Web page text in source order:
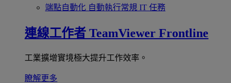
端點自動化 自動執行常規 IT 任務
連線工作者 TeamViewer Frontline
工業擴增實境極大提升工作效率。
瞭解更多